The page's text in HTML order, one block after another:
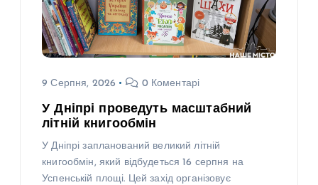
9 Серпня, 2026 0 Коментарі
У Дніпрі проведуть масштабний
літній книгообмін
У Дніпрі запланований великий літній
книгообмін, який відбудеться 16 серпня на
Успенській площі. Цей захід організовує